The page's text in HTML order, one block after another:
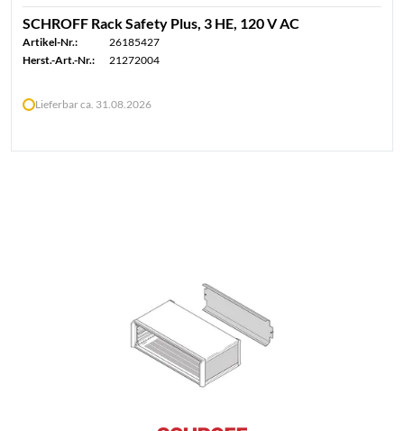
SCHROFF Rack Safety Plus, 3 HE, 120 V AC
Artikel-Nr.:
26185427
Herst.-Art.-Nr.:
21272004
Lieferbar ca. 31.08.2026